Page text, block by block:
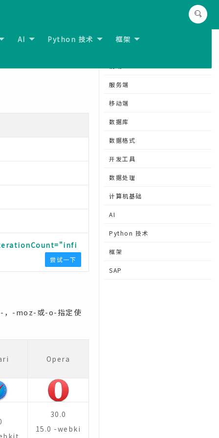
AI Python 技术 框架
尝试一下
，-moz-或-o-指定使
Opera
30.0
15.0 -webki
服务端
移动端
数据库
数据格式
开发工具
数据处理
计算机基础
AI
Python 技术
框架
SAP